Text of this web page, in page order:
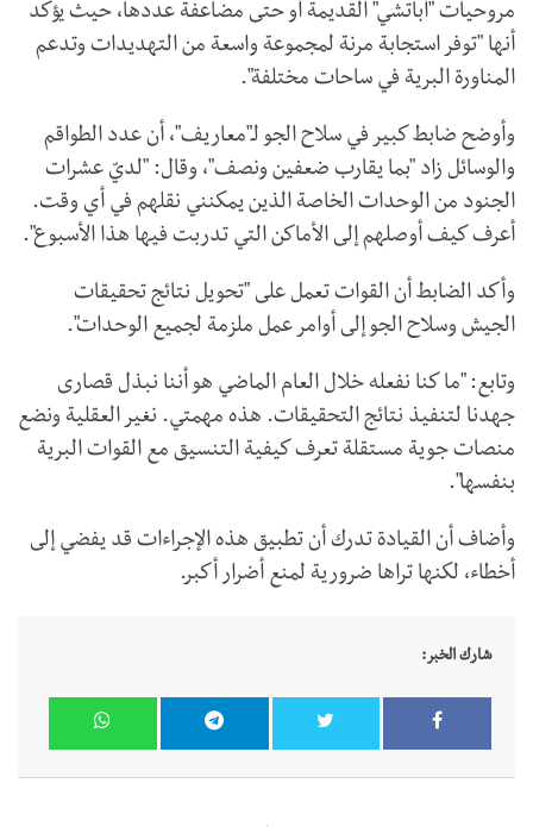
مروحيات "أباتشي" القديمة أو حتى مضاعفة عددها، حيث يؤكد
أنها "توفر استجابة مرنة لمجموعة واسعة من التهديدات وتدعم
المناورة البرية في ساحات مختلفة".
وأوضح ضابط كبير في سلاح الجو لـ"معاريف"، أن عدد الطواقم
والوسائل زاد "بما يقارب ضعفين ونصف"، وقال: "لديّ عشرات
الجنود من الوحدات الخاصة الذين يمكنني نقلهم في أي وقت.
أعرف كيف أوصلهم إلى الأماكن التي تدربت فيها هذا الأسبوع".
وأكد الضابط أن القوات تعمل على "تحويل نتائج تحقيقات
الجيش وسلاح الجو إلى أوامر عمل ملزمة لجميع الوحدات".
وتابع: "ما كنا نفعله خلال العام الماضي هو أننا نبذل قصارى
جهدنا لتنفيذ نتائج التحقيقات. هذه مهمتي. نغير العقلية ونضع
منصات جوية مستقلة تعرف كيفية التنسيق مع القوات البرية
بنفسها".
وأضاف أن القيادة تدرك أن تطبيق هذه الإجراءات قد يفضي إلى
أخطاء، لكنها تراها ضرورية لمنع أضرار أكبر.
شارك الخبر: